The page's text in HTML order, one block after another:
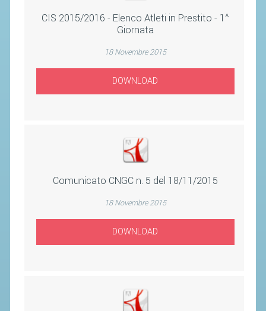
CIS 2015/2016 - Elenco Atleti in Prestito - 1^
Giornata
18 Novembre 2015
DOWNLOAD
Comunicato CNGC n. 5 del 18/11/2015
18 Novembre 2015
DOWNLOAD
AFFILIAZIONE E TESSERAMENTO
CONVENZIONI
ACCEDI AL TESSERAMENTO ON
LINE
AFFILIARE UN ESD
GARE ED EVENTI
CALENDARIO
COMUNICATI
EVENTI INTERNAZIONALI